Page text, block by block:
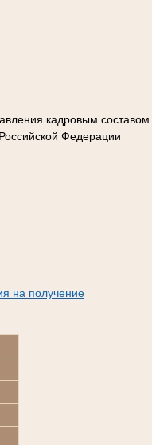
кадровым составом
Федерации
на получение